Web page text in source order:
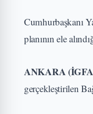
Cumhurbaşkanı
planının ele
ANKARA
gerçekleştirilen